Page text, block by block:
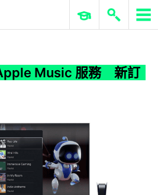
ERP 與商業 AI
Music 服務 新訂